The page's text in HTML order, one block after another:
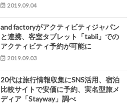
2019.09.04
and factoryがアクティビティジャパン
と連携、客室タブレット「tabii」での
アクティビティ予約が可能に
2019.09.03
20代は旅行情報収集にSNS活用、宿泊
比較サイトで安価に予約、実名型旅メ
ディア「Stayway」調べ